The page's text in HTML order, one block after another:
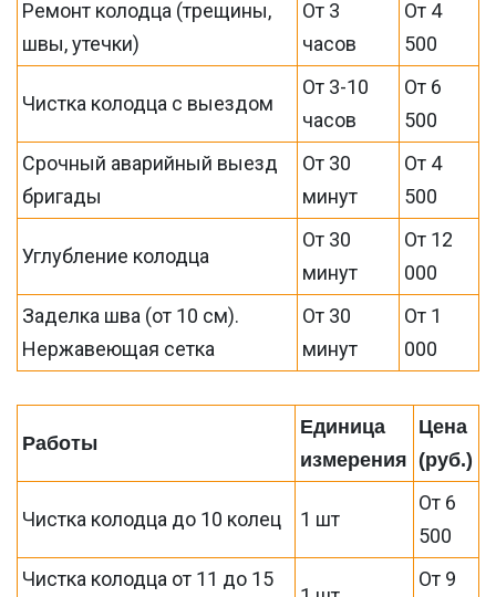
Ремонт колодца (трещины,
швы, утечки)
От 3
часов
От 4
500
Чистка колодца с выездом
От 3-10
часов
От 6
500
Срочный аварийный выезд
бригады
От 30
минут
От 4
500
Углубление колодца
От 30
минут
От 12
000
Заделка шва (от 10 см).
Нержавеющая сетка
От 30
минут
От 1
000
Работы
Единица
измерения
Цена
(руб.)
Чистка колодца до 10 колец 1 шт
От 6
500
Чистка колодца от 11 до 15
От 9